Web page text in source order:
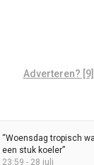
Adverteren? [9]
“Woensdag tropisch
een stuk koeler”
23:59 - 28 juli